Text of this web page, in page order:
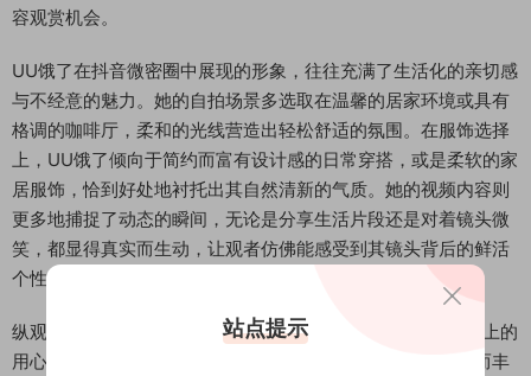
容观赏机会。
UU饿了在抖音微密圈中展现的形象，往往充满了生活化的亲切感
与不经意的魅力。她的自拍场景多选取在温馨的居家环境或具有
格调的咖啡厅，柔和的光线营造出轻松舒适的氛围。在服饰选择
上，UU饿了倾向于简约而富有设计感的日常穿搭，或是柔软的家
居服饰，恰到好处地衬托出其自然清新的气质。她的视频内容则
更多地捕捉了动态的瞬间，无论是分享生活片段还是对着镜头微
笑，都显得真实而生动，让观者仿佛能感受到其镜头背后的鲜活
个性。
纵观这期UU饿了微密圈的图集，可以感受到博主在内容创作上的
用心。图片部分着重于静态的瞬间定格，突出细节与神态；而丰
站点提示